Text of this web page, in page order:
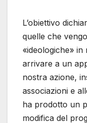
L’obiettivo
quelle che
«ideologiche»
arrivare a un
nostra azione,
associazioni e
ha prodotto un
modifica del